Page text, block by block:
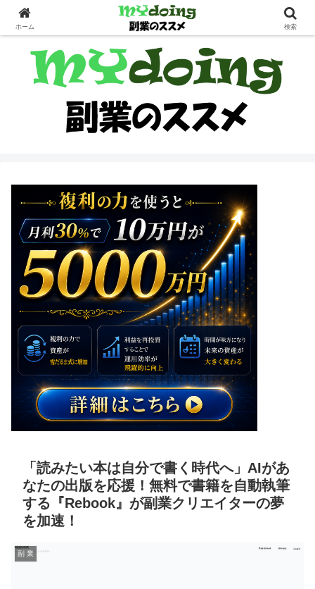
副業界隈
「読みたい本は自分で書く時代へ」AIがあ
なたの出版を応援！無料で書籍を自動執筆
する『Rebook』が副業クリエイターの夢
を加速！
副 業
ホーム 検索